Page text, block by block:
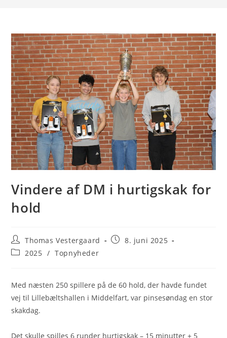
Vindere af DM i hurtigskak for
hold
Post
author:
Thomas Vestergaard
Post8. juni 2025
Post2025 / Topnyheder
Med næsten 250 spillere på de 60 hold, der havde fundet
vej til Lillebæltshallen i Middelfart, var pinsesøndag en stor
skakdag.
Det skulle spilles 6 runder hurtigskak – 15 minutter + 5